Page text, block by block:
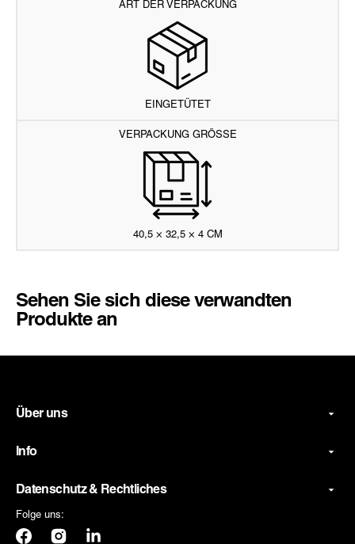
ART DER VERPACKUNG
EINGETÜTET
VERPACKUNG GRÖSSE
40,5 × 32,5 × 4 CM
Sehen Sie sich diese verwandten
Produkte an
Über uns
Info
Datenschutz & Rechtliches
Folge uns: